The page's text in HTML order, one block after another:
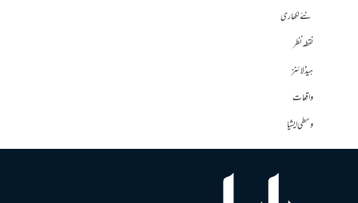
نئے لکھاری
نقطہ نظر
ہیڈلائنز
واقعات
وسطی ایشیا